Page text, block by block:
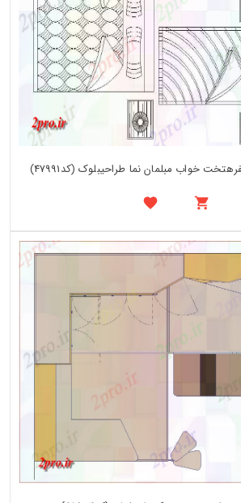
خواب مبلمان نما طراحیبلوک (کد47991)